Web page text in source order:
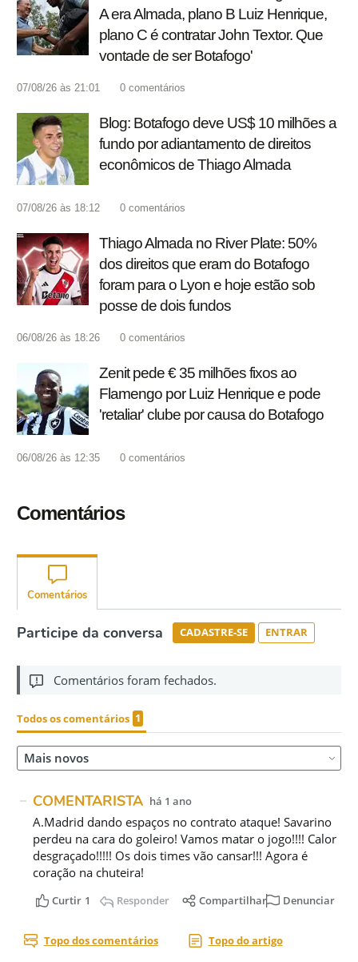
A era Almada, plano B Luiz Henrique,
plano C é contratar John Textor. Que
vontade de ser Botafogo'
07/08/26 às 21:01 0 comentários
Blog: Botafogo deve US$ 10 milhões a
fundo por adiantamento de direitos
econômicos de Thiago Almada
07/08/26 às 18:12 0 comentários
Thiago Almada no River Plate: 50%
dos direitos que eram do Botafogo
foram para o Lyon e hoje estão sob
posse de dois fundos
06/08/26 às 18:26 0 comentários
Zenit pede € 35 milhões fixos ao
Flamengo por Luiz Henrique e pode
'retaliar' clube por causa do Botafogo
06/08/26 às 12:35 0 comentários
Comentários